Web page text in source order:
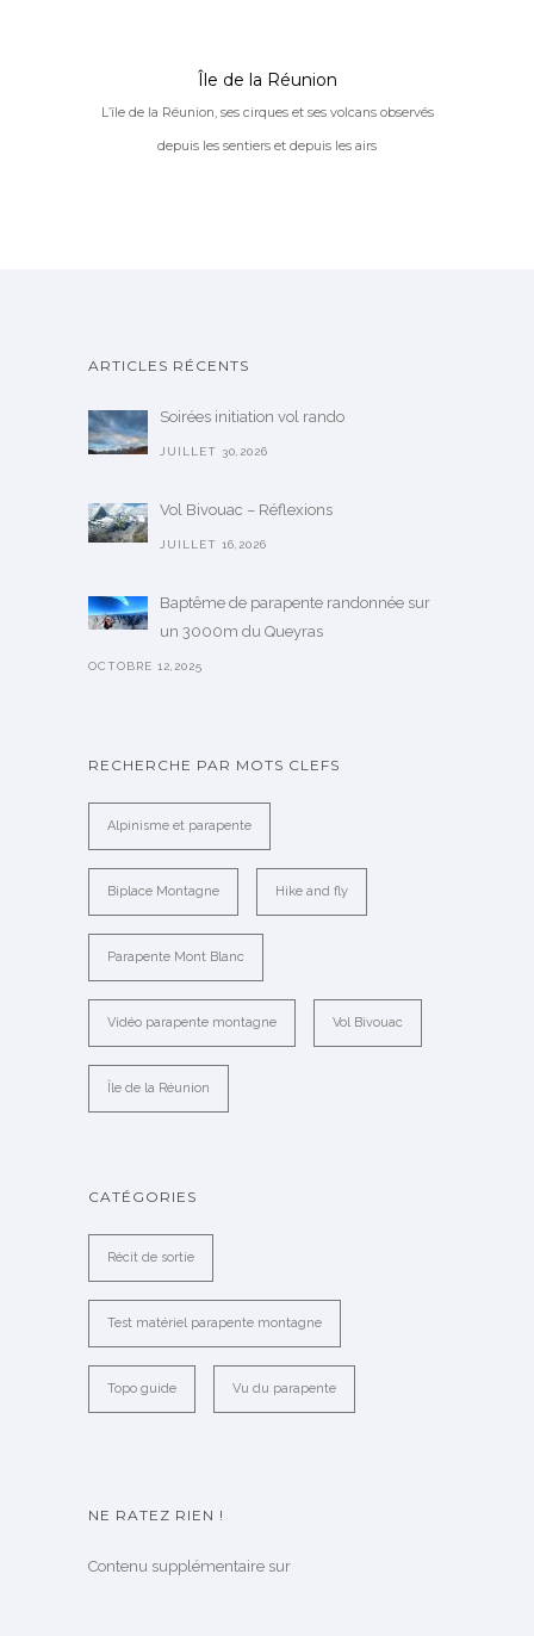
Île de la Réunion
L’île de la Réunion, ses cirques et ses volcans observés
depuis les sentiers et depuis les airs
ARTICLES RÉCENTS
Soirées initiation vol rando
JUILLET 30,2026
Vol Bivouac – Réflexions
JUILLET 16,2026
Baptême de parapente randonnée sur
un 3000m du Queyras
OCTOBRE 12,2025
RECHERCHE PAR MOTS CLEFS
Alpinisme et parapente
Biplace Montagne Hike and fly
Parapente Mont Blanc
Vidéo parapente montagne Vol Bivouac
Île de la Réunion
CATÉGORIES
Récit de sortie
Test matériel parapente montagne
Topo guide Vu du parapente
NE RATEZ RIEN !
Contenu supplémentaire sur